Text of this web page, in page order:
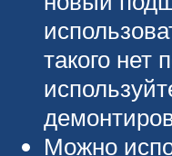
такого нет
Можно